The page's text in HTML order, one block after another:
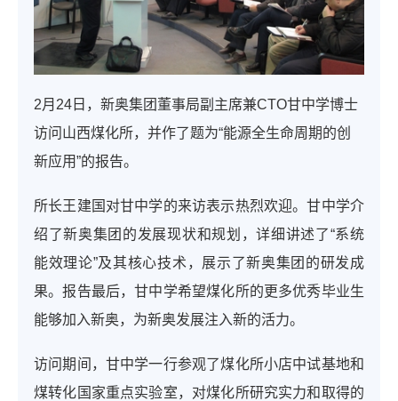
2月24日，新奥集团董事局副主席兼CTO甘中学博士
访问山西煤化所，并作了题为“能源全生命周期的创
新应用”的报告。
所长王建国对甘中学的来访表示热烈欢迎。甘中学介
绍了新奥集团的发展现状和规划，详细讲述了“系统
能效理论”及其核心技术，展示了新奥集团的研发成
果。报告最后，甘中学希望煤化所的更多优秀毕业生
能够加入新奥，为新奥发展注入新的活力。
访问期间，甘中学一行参观了煤化所小店中试基地和
煤转化国家重点实验室，对煤化所研究实力和取得的